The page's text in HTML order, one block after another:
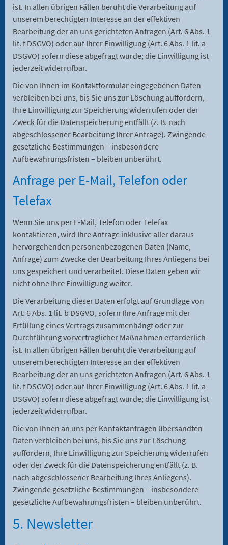
ist. In allen übrigen Fällen beruht die Verarbeitung auf
unserem berechtigten Interesse an der effektiven
Bearbeitung der an uns gerichteten Anfragen (Art. 6 Abs. 1
lit. f DSGVO) oder auf Ihrer Einwilligung (Art. 6 Abs. 1 lit. a
DSGVO) sofern diese abgefragt wurde; die Einwilligung ist
jederzeit widerrufbar.
Die von Ihnen im Kontaktformular eingegebenen Daten
verbleiben bei uns, bis Sie uns zur Löschung auffordern,
Ihre Einwilligung zur Speicherung widerrufen oder der
Zweck für die Datenspeicherung entfällt (z. B. nach
abgeschlossener Bearbeitung Ihrer Anfrage). Zwingende
gesetzliche Bestimmungen – insbesondere
Aufbewahrungsfristen – bleiben unberührt.
Anfrage per E-Mail, Telefon oder
Telefax
Wenn Sie uns per E-Mail, Telefon oder Telefax
kontaktieren, wird Ihre Anfrage inklusive aller daraus
hervorgehenden personenbezogenen Daten (Name,
Anfrage) zum Zwecke der Bearbeitung Ihres Anliegens bei
uns gespeichert und verarbeitet. Diese Daten geben wir
nicht ohne Ihre Einwilligung weiter.
Die Verarbeitung dieser Daten erfolgt auf Grundlage von
Art. 6 Abs. 1 lit. b DSGVO, sofern Ihre Anfrage mit der
Erfüllung eines Vertrags zusammenhängt oder zur
Durchführung vorvertraglicher Maßnahmen erforderlich
ist. In allen übrigen Fällen beruht die Verarbeitung auf
unserem berechtigten Interesse an der effektiven
Bearbeitung der an uns gerichteten Anfragen (Art. 6 Abs. 1
lit. f DSGVO) oder auf Ihrer Einwilligung (Art. 6 Abs. 1 lit. a
DSGVO) sofern diese abgefragt wurde; die Einwilligung ist
jederzeit widerrufbar.
Die von Ihnen an uns per Kontaktanfragen übersandten
Daten verbleiben bei uns, bis Sie uns zur Löschung
auffordern, Ihre Einwilligung zur Speicherung widerrufen
oder der Zweck für die Datenspeicherung entfällt (z. B.
nach abgeschlossener Bearbeitung Ihres Anliegens).
Zwingende gesetzliche Bestimmungen – insbesondere
gesetzliche Aufbewahrungsfristen – bleiben unberührt.
5. Newsletter